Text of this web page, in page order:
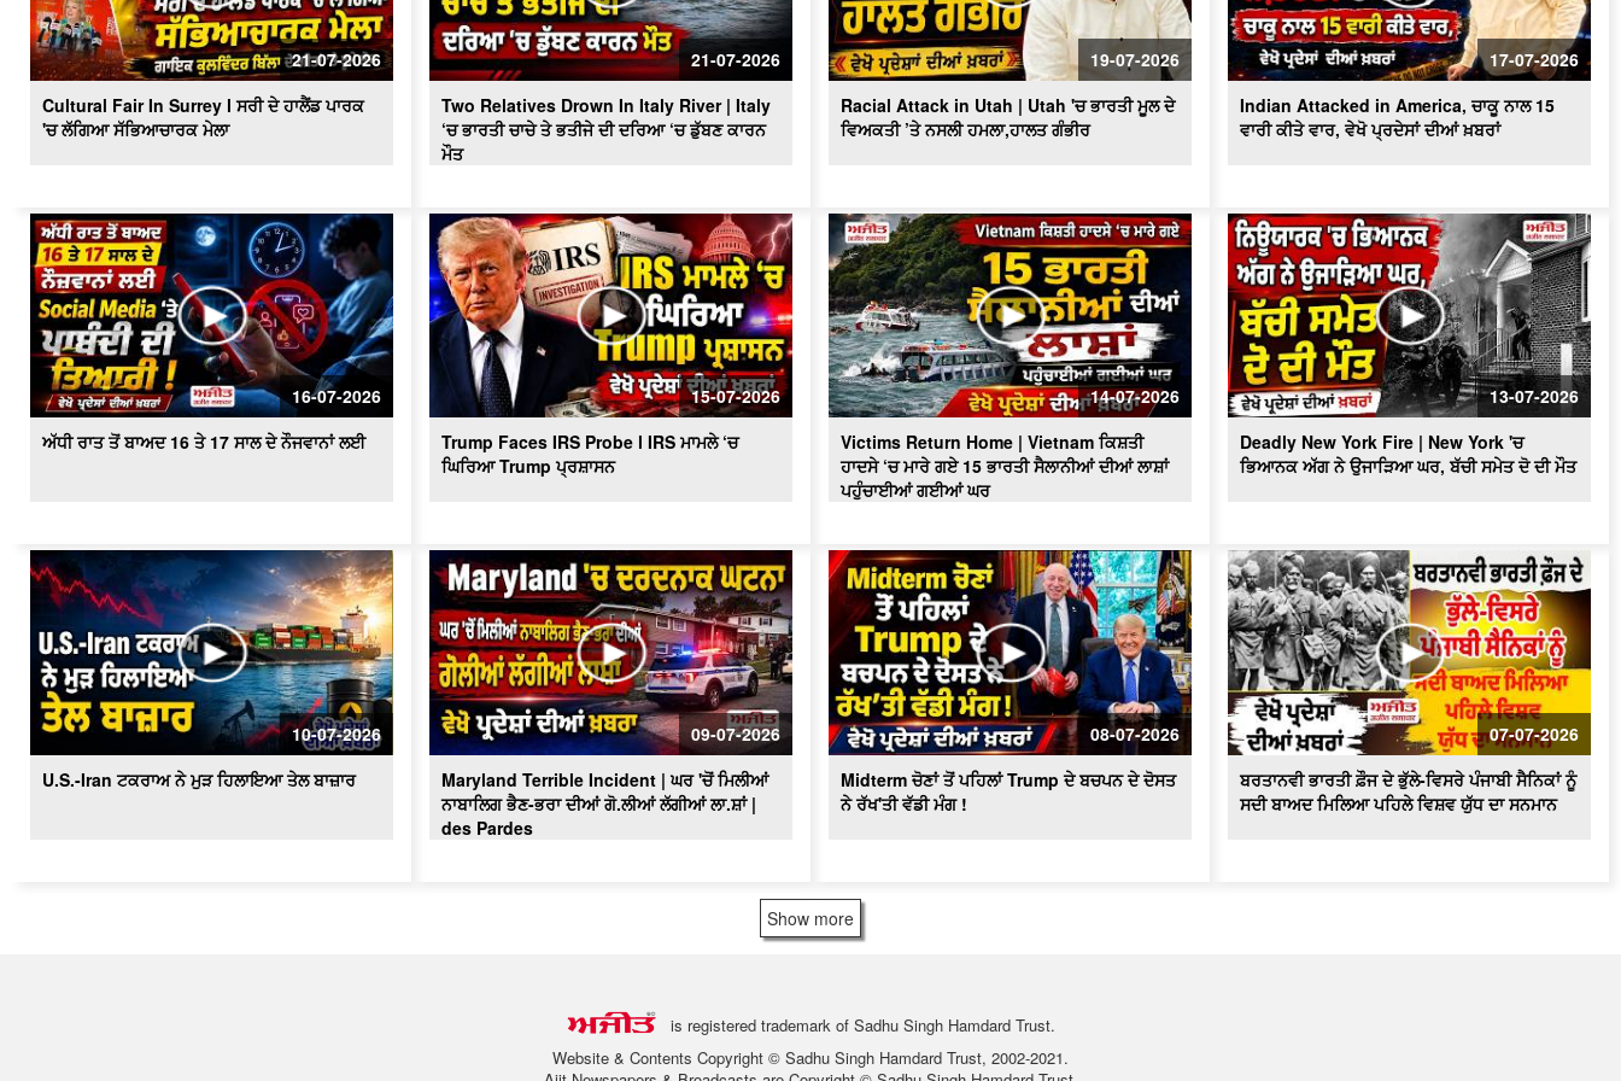
ਬਰਤਾਨਵੀ ਭਾਰਤੀ ਫ਼ੌਜ ਦੇ ਭੁੱਲੇ-ਵਿਸਰੇ ਪੰਜਾਬੀ
ਸੈਨਿਕਾਂ ਨੂੰ ਸਦੀ ਬਾਅਦ ਮਿਲਿਆ ਪਹਿਲੇ ਵਿਸ਼ਵ
ਯੁੱਧ ਦਾ ਸਨਮਾਨ
21-07-2026
Cultural Fair In Surrey l ਸਰੀ ਦੇ ਹਾਲੈਂਡ ਪਾਰਕ
'ਚ ਲੱਗਿਆ ਸੱਭਿਆਚਾਰਕ ਮੇਲਾ
21-07-2026
Two Relatives Drown In Italy River | Italy
‘ਚ ਭਾਰਤੀ ਚਾਚੇ ਤੇ ਭਤੀਜੇ ਦੀ ਦਰਿਆ ‘ਚ ਡੁੱਬਣ ਕਾਰਨ
ਮੌਤ
19-07-2026
Racial Attack in Utah | Utah 'ਚ ਭਾਰਤੀ ਮੂਲ ਦੇ
ਵਿਅਕਤੀ ’ਤੇ ਨਸਲੀ ਹਮਲਾ,ਹਾਲਤ ਗੰਭੀਰ
17-07-2026
Indian Attacked in America, ਚਾਕੂ ਨਾਲ 15
ਵਾਰੀ ਕੀਤੇ ਵਾਰ, ਵੇਖੋ ਪ੍ਰਦੇਸਾਂ ਦੀਆਂ ਖ਼ਬਰਾਂ
16-07-2026
ਅੱਧੀ ਰਾਤ ਤੋਂ ਬਾਅਦ 16 ਤੇ 17 ਸਾਲ ਦੇ ਨੌਜਵਾਨਾਂ ਲਈ
15-07-2026
Trump Faces IRS Probe l IRS ਮਾਮਲੇ ‘ਚ
ਘਿਰਿਆ Trump ਪ੍ਰਸ਼ਾਸਨ
14-07-2026
Victims Return Home | Vietnam ਕਿਸ਼ਤੀ
ਹਾਦਸੇ ‘ਚ ਮਾਰੇ ਗਏ 15 ਭਾਰਤੀ ਸੈਲਾਨੀਆਂ ਦੀਆਂ ਲਾਸ਼ਾਂ
ਪਹੁੰਚਾਈਆਂ ਗਈਆਂ ਘਰ
13-07-2026
Deadly New York Fire | New York 'ਚ
ਭਿਆਨਕ ਅੱਗ ਨੇ ਉਜਾੜਿਆ ਘਰ, ਬੱਚੀ ਸਮੇਤ ਦੋ ਦੀ ਮੌਤ
10-07-2026
U.S.-Iran ਟਕਰਾਅ ਨੇ ਮੁੜ ਹਿਲਾਇਆ ਤੇਲ ਬਾਜ਼ਾਰ
09-07-2026
Maryland Terrible Incident | ਘਰ 'ਚੋਂ ਮਿਲੀਆਂ
ਨਾਬਾਲਿਗ ਭੈਣ-ਭਰਾ ਦੀਆਂ ਗੋ.ਲੀਆਂ ਲੱਗੀਆਂ ਲਾ.ਸ਼ਾਂ |
des Pardes
08-07-2026
Midterm ਚੋਣਾਂ ਤੋਂ ਪਹਿਲਾਂ Trump ਦੇ ਬਚਪਨ ਦੇ ਦੋਸਤ
ਨੇ ਰੱਖ'ਤੀ ਵੱਡੀ ਮੰਗ !
07-07-2026
ਬਰਤਾਨਵੀ ਭਾਰਤੀ ਫ਼ੌਜ ਦੇ ਭੁੱਲੇ-ਵਿਸਰੇ ਪੰਜਾਬੀ ਸੈਨਿਕਾਂ ਨੂੰ
ਸਦੀ ਬਾਅਦ ਮਿਲਿਆ ਪਹਿਲੇ ਵਿਸ਼ਵ ਯੁੱਧ ਦਾ ਸਨਮਾਨ
Show more
is registered trademark of Sadhu Singh Hamdard Trust.
Website & Contents Copyright © Sadhu Singh Hamdard Trust, 2002-2021.